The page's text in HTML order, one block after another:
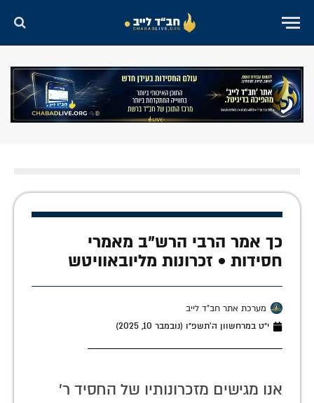
כך אמר הרבי הרש"ב מאמרי
חסידות • זכרונות מליובאוויטש
מערכת אתר חב"ד לייב
י״ט במרחשוון ה׳תשפ״ו (נובמבר 10, 2025)
אנו מגישים מזכרונותיו של החסיד ר'